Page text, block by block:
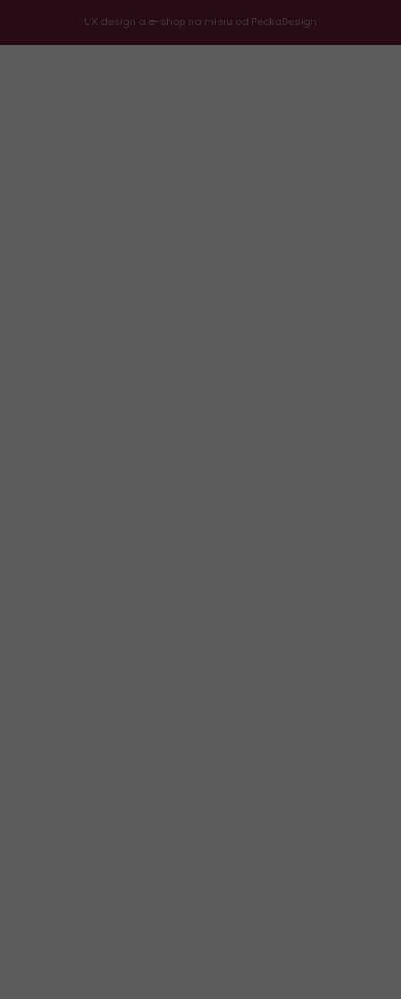
UX design a e-shop na mieru od PeckaDesign